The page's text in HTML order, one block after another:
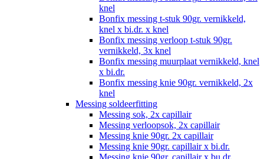
knel
Bonfix messing t-stuk 90gr. vernikkeld,
knel x bi.dr. x knel
Bonfix messing verloop t-stuk 90gr.
vernikkeld, 3x knel
Bonfix messing muurplaat vernikkeld, knel
x bi.dr.
Bonfix messing knie 90gr. vernikkeld, 2x
knel
Messing soldeerfitting
Messing sok, 2x capillair
Messing verloopsok, 2x capillair
Messing knie 90gr. 2x capillair
Messing knie 90gr. capillair x bi.dr.
Messing knie 90gr. capillair x bu.dr.